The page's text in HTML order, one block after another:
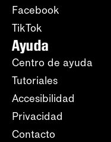
Facebook
TikTok
Ayuda
Centro de ayuda
Tutoriales
Accesibilidad
Privacidad
Contacto